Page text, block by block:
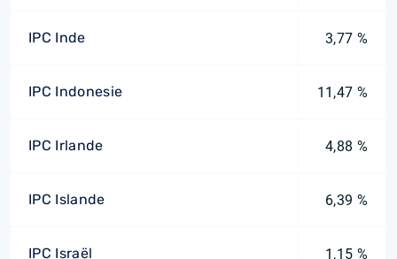
IPC Inde 3,77 %
IPC Indonesie 11,47 %
IPC Irlande 4,88 %
IPC Islande 6,39 %
IPC Israël 1,15 %